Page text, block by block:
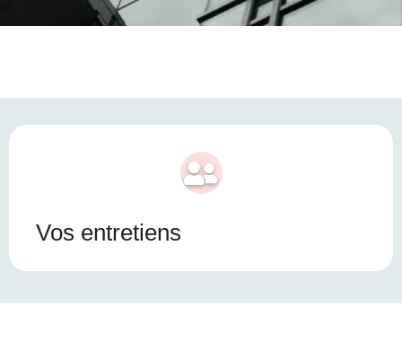
Vos entretiens